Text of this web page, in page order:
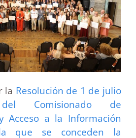
la Resolución de 1 de julio
Comisionado de
Acceso a la Información
que se conceden la